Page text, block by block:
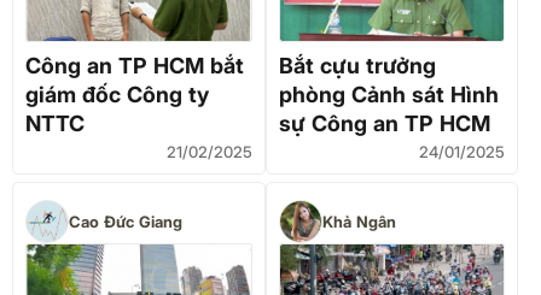
Công an TP HCM bắt
giám đốc Công ty
NTTC
21/02/2025
Bắt cựu trưởng
phòng Cảnh sát Hình
sự Công an TP HCM
24/01/2025
Cao Đức Giang Khả Ngân